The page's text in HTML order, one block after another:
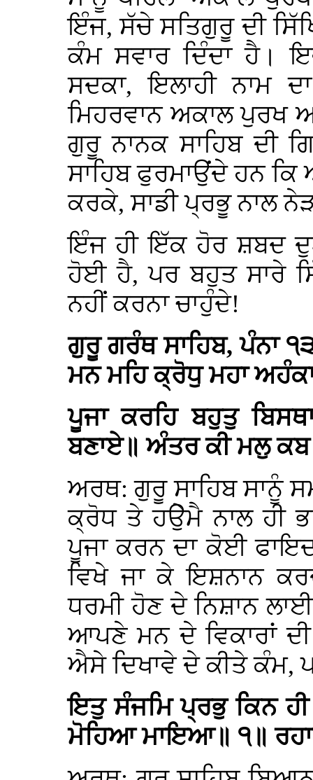
ਇੰਜ, ਸੱਚੇ ਸਤਿਗੁਰੂ ਦੀ
ਕੰਮ ਸਵਾਰ ਦਿੰਦਾ ਹੈ।
ਸਦਕਾ, ਇਲਾਹੀ ਨਾਮ
ਮਿਹਰਵਾਨ ਅਕਾਲ ਪੁਰਖ
ਗੁਰੂ ਨਾਨਕ ਸਾਹਿਬ ਦੀ
ਸਾਹਿਬ ਫੁਰਮਾਉਂਦੇ ਹਨ
ਕਰਕੇ, ਸਾਡੀ ਪ੍ਰਭੂ ਨਾਲ
ਇੰਜ ਹੀ ਇੱਕ ਹੋਰ ਸ਼ਬਦ
ਹੋਈ ਹੈ, ਪਰ ਬਹੁਤ ਸਾਰੇ
ਨਹੀਂ ਕਰਨਾ ਚਾਹੁੰਦੇ!
ਗੁਰੂ ਗਰੰਥ ਸਾਹਿਬ, ਪੰਨਾ
ਮਨ ਮਹਿ ਕ੍ਰੋਧੁ ਮਹਾ
ਪੂਜਾ ਕਰਹਿ ਬਹੁਤੁ
ਬਣਾਏ॥ ਅੰਤਰ ਕੀ ਮਲੁ ਕਬ
ਅਰਥ: ਗੁਰੂ ਸਾਹਿਬ ਸਾਨੂੰ
ਕ੍ਰੋਧ ਤੇ ਹਉੇਮੈ ਨਾਲ ਹੀ
ਪੂਜਾ ਕਰਨ ਦਾ ਕੋਈ
ਵਿਖੇ ਜਾ ਕੇ ਇਸ਼ਨਾਨ
ਧਰਮੀ ਹੋਣ ਦੇ ਨਿਸ਼ਾਨ
ਆਪਣੇ ਮਨ ਦੇ ਵਿਕਾਰਾਂ
ਐਸੇ ਦਿਖਾਵੇ ਦੇ ਕੀਤੇ ਕੰਮ,
ਇਤੁ ਸੰਜਮਿ ਪ੍ਰਭੁ ਕਿਨ
ਮੋਹਿਆ ਮਾਇਆ॥ ੧॥